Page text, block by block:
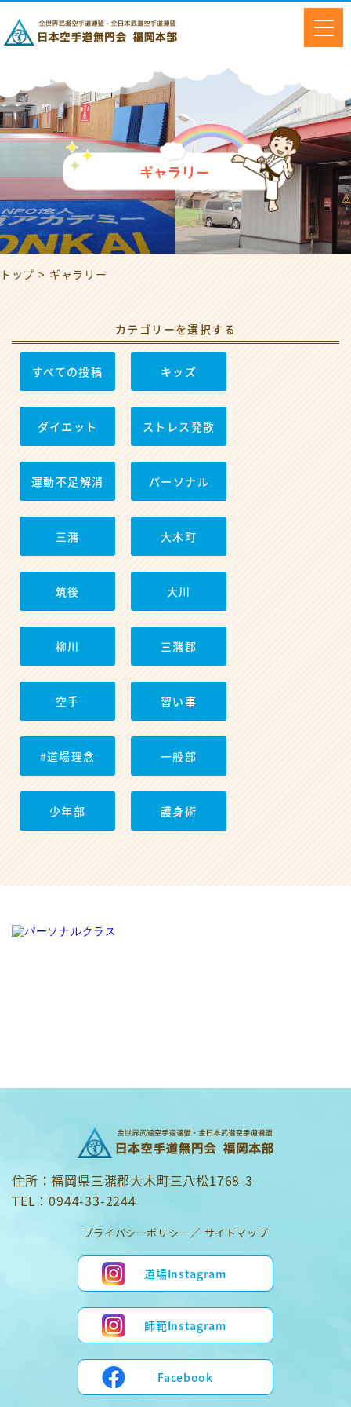
ギャラリー
トップ ギャラリー
カテゴリーを選択する
すべての投稿 キッズ
ダイエット ストレス発散
運動不足解消 パーソナル
三潴 大木町
筑後 大川
柳川 三潴郡
空手 習い事
#道場理念 一般部
少年部 護身術
住所：福岡県三潴郡大木町三八松1768-3
TEL：0944-33-2244
プライバシーポリシー サイトマップ
道場Instagram
師範Instagram
Facebook